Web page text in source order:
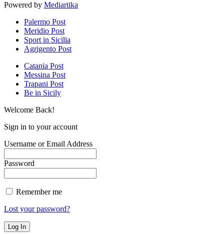
Powered by Mediartika
Palermo Post
Meridio Post
Sport in Sicilia
Agrigento Post
Catania Post
Messina Post
Trapani Post
Be in Sicily
Welcome Back!
Sign in to your account
Username or Email Address
Password
Remember me
Lost your password?